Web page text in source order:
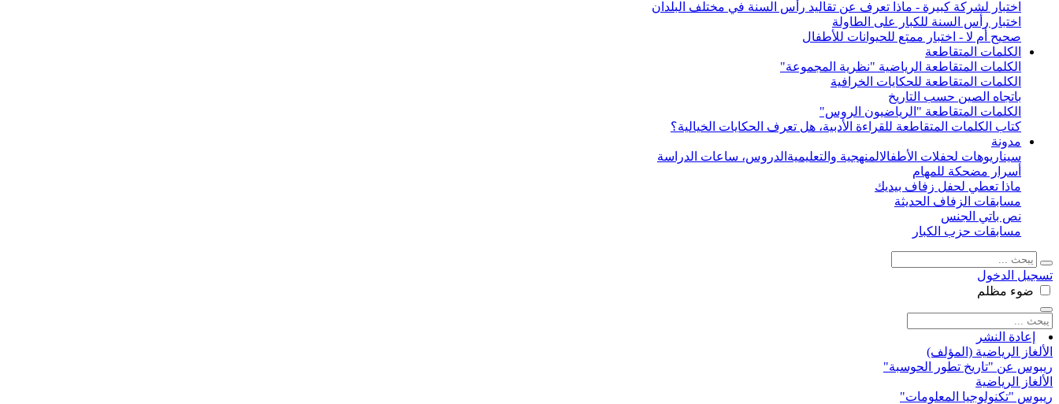
اختبار لشركة كبيرة - ماذا تعرف عن تقاليد رأس السنة في مختلف البلدان
اختبار رأس السنة للكبار على الطاولة
صحيح أم لا - اختبار ممتع للحيوانات للأطفال
الكلمات المتقاطعة
الكلمات المتقاطعة الرياضية "نظرية المجموعة"
الكلمات المتقاطعة للحكايات الخرافية
باتجاه الصين حسب التاريخ
الكلمات المتقاطعة "الرياضيون الروس"
كتاب الكلمات المتقاطعة للقراءة الأدبية، هل تعرف الحكايات الخيالية؟
مدونة
سيناريوهات لحفلات الأطفالالمنهجية والتعليمية الدروس، ساعات الدراسة
أسرار مضحكة للمهام
ماذا تعطي لحفل زفاف بيديك
مسابقات الزفاف الحديثة
نص باتي الجنس
مسابقات حزب الكبار
تسجيل الدخول
ضوء مظلم
إعادة النشر
الألغاز الرياضية (المؤلف)
ريبوس عن "تاريخ تطور الحوسبة"
الألغاز الرياضية
ريبوس "تكنولوجيا المعلومات"